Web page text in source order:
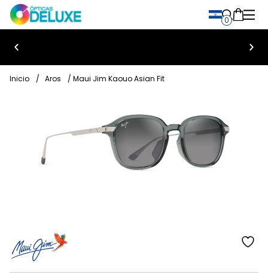
0
Bienvenido a Ópticas Deluxe
Inicio / Aros / Maui Jim Kaouo Asian Fit
la